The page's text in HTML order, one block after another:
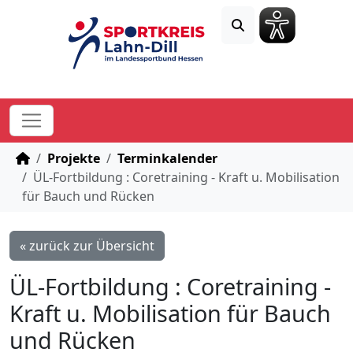
STARTSEITE
Projekte
Terminkalender
ÜL-Fortbildung : Coretraining - Kraft u. Mobilisation
für Bauch und Rücken
« zurück zur Übersicht
ÜL-Fortbildung : Coretraining -
Kraft u. Mobilisation für Bauch
und Rücken